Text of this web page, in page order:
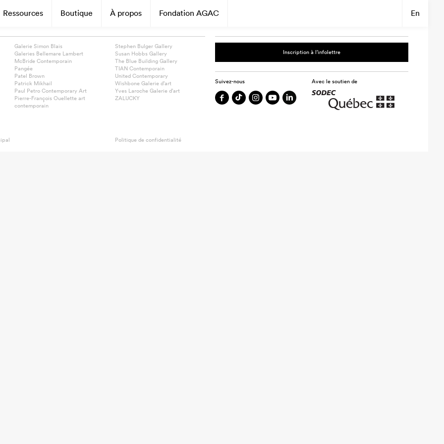
Ressources Boutique À propos Fondation AGAC En
Galerie Simon Blais
Galeries Bellemare Lambert
McBride Contemporain
Pangée
Patel Brown
Patrick Mikhail
Paul Petro Contemporary Art
Pierre-François Ouellette art
contemporain
Stephen Bulger Gallery
Susan Hobbs Gallery
The Blue Building Gallery
TIAN Contemporain
United Contemporary
Wishbone Galerie d’art
Yves Laroche Galerie d’art
ZALUCKY
Inscription à l’infolettre
Suivez-nous Avec le soutien de
Politique de confidentialité